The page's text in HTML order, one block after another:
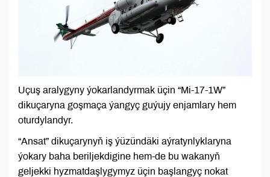
Uçuş aralygyny ýokarlandyrmak üçin “Mi-17-1W”
dikuçaryna goşmaça ýangyç guýujy enjamlary hem
oturdylandyr.
“Ansat” dikuçarynyň iş ýüzündäki aýratynlyklaryna
ýokary baha beriljekdigine hem-de bu wakanyň
geljekki hyzmatdaşlygymyz üçin başlangyç nokat